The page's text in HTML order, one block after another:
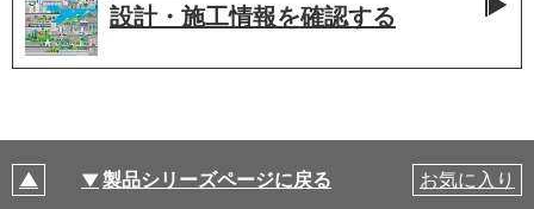
設計・施工情報を確認する
製品シリーズページに戻る お気に入り